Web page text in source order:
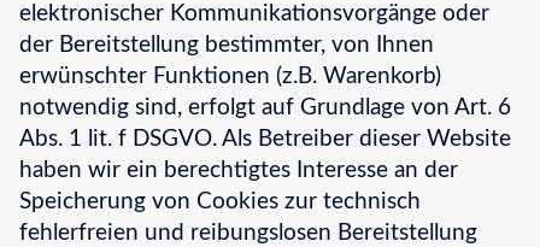
elektronischer Kommunikationsvorgänge oder
der Bereitstellung bestimmter, von Ihnen
erwünschter Funktionen (z.B. Warenkorb)
notwendig sind, erfolgt auf Grundlage von Art. 6
Abs. 1 lit. f DSGVO. Als Betreiber dieser Website
haben wir ein berechtigtes Interesse an der
Speicherung von Cookies zur technisch
fehlerfreien und reibungslosen Bereitstellung